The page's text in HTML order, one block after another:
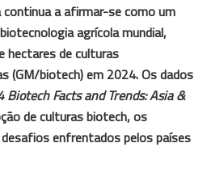
continua a afirmar-se como um
agrícola mundial,
hectares de culturas
(GM/biotech) em 2024. Os dados
Biotech Facts and Trends: Asia &
de culturas biotech, os
enfrentados pelos países